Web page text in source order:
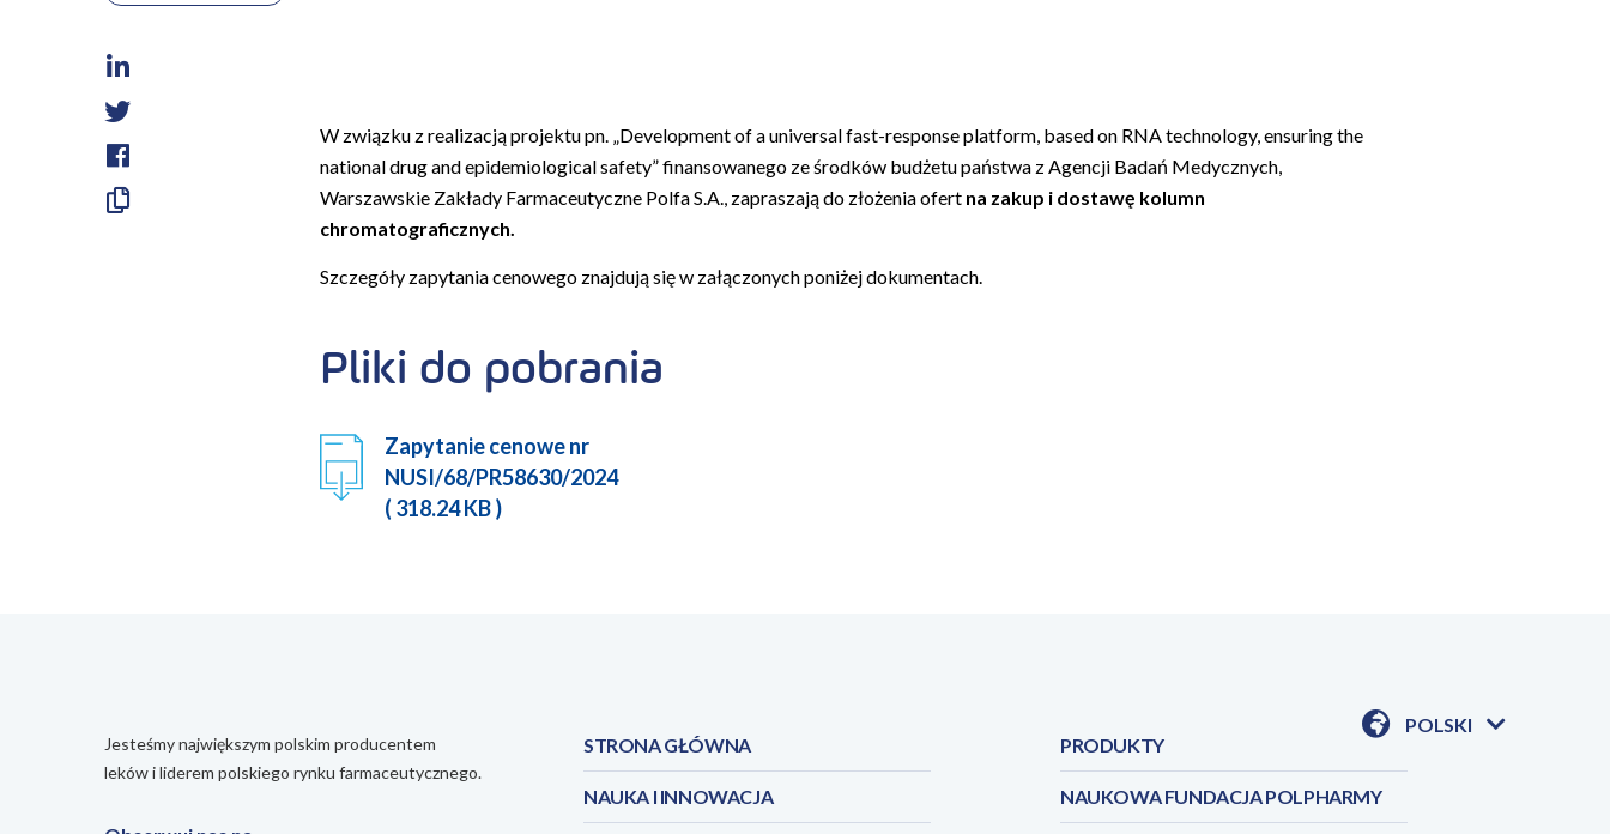
Skopiuj
W związku z realizacją projektu pn. „Development of a universal fast-response platform, based on RNA technology, ensuring the
national drug and epidemiological safety” finansowanego ze środków budżetu państwa z Agencji Badań Medycznych,
Warszawskie Zakłady Farmaceutyczne Polfa S.A., zapraszają do złożenia ofert na zakup i dostawę kolumn
chromatograficznych.
Szczegóły zapytania cenowego znajdują się w załączonych poniżej dokumentach.
Pliki do pobrania
Zapytanie cenowe nr
NUSI/68/PR58630/2024
( 318.24 KB )
POLSKI
Jesteśmy największym polskim producentem
leków i liderem polskiego rynku farmaceutycznego.
STRONA GŁÓWNA
NAUKA I INNOWACJA
PRODUKTY
NAUKOWA FUNDACJA POLPHARMY